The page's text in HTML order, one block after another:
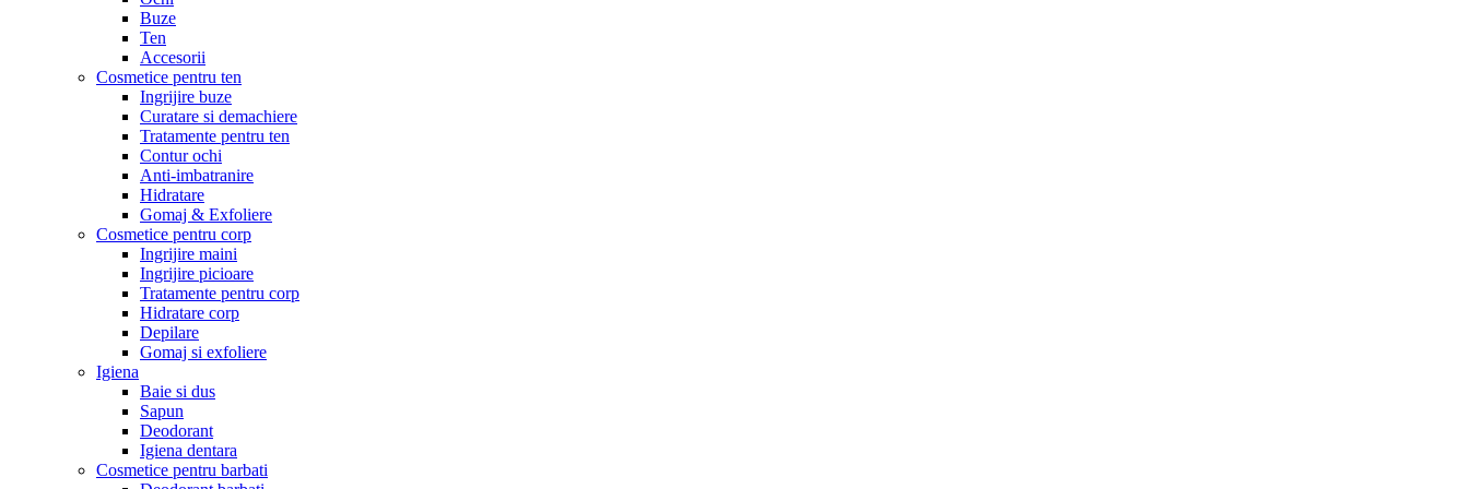
Buze
Ten
Accesorii
Cosmetice pentru ten
Ingrijire buze
Curatare si demachiere
Tratamente pentru ten
Contur ochi
Anti-imbatranire
Hidratare
Gomaj & Exfoliere
Cosmetice pentru corp
Ingrijire maini
Ingrijire picioare
Tratamente pentru corp
Hidratare corp
Depilare
Gomaj si exfoliere
Igiena
Baie si dus
Sapun
Deodorant
Igiena dentara
Cosmetice pentru barbati